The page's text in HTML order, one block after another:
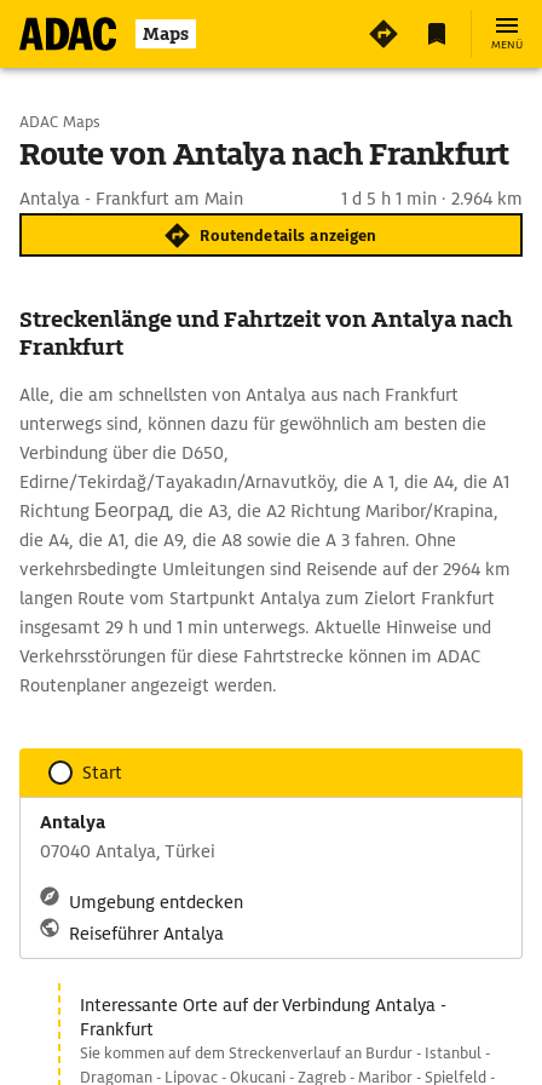
Maps MENÜ
Start wählen
ADAC Maps
Route von Antalya nach Frankfurt
Antalya - Frankfurt am Main 1 d 5 h 1 min · 2.964 km
Routendetails anzeigen
Streckenlänge und Fahrtzeit von Antalya nach
Frankfurt
Alle, die am schnellsten von Antalya aus nach Frankfurt
unterwegs sind, können dazu für gewöhnlich am besten die
Verbindung über die D650,
Edirne/Tekirdağ/Tayakadın/Arnavutköy, die A 1, die A4, die A1
Richtung Београд, die A3, die A2 Richtung Maribor/Krapina,
die A4, die A1, die A9, die A8 sowie die A 3 fahren. Ohne
verkehrsbedingte Umleitungen sind Reisende auf der 2964 km
langen Route vom Startpunkt Antalya zum Zielort Frankfurt
insgesamt 29 h und 1 min unterwegs. Aktuelle Hinweise und
Verkehrsstörungen für diese Fahrtstrecke können im ADAC
Routenplaner angezeigt werden.
Start
Antalya
07040 Antalya, Türkei
Umgebung entdecken
Reiseführer Antalya
Interessante Orte auf der Verbindung Antalya -
Frankfurt
Sie kommen auf dem Streckenverlauf an Burdur - Istanbul -
Dragoman - Lipovac - Okucani - Zagreb - Maribor - Spielfeld -